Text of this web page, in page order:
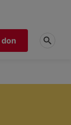
don